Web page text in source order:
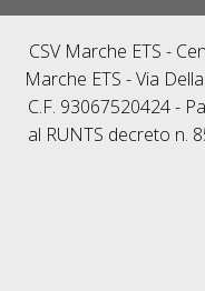
CSV Marche ETS -
Marche ETS - Via
C.F. 93067520424 -
al RUNTS decreto n.